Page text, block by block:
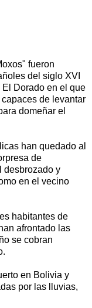
fueron
del siglo XVI
Dorado en el que
de levantar
domeñar el
han quedado al
de
desbrozado y
en el vecino
habitantes de
afrontado las
se cobran
en Bolivia y
por las lluvias,